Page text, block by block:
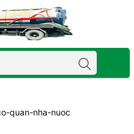
quan-nha-nuoc